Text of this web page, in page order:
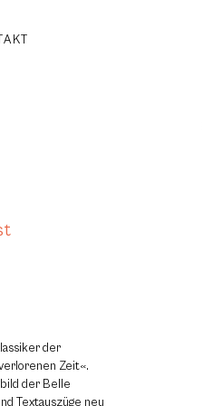
der
Zeit«.
der Belle
Textauszüge neu